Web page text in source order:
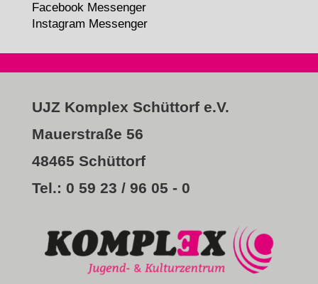
Facebook Messenger
Instagram Messenger
UJZ Komplex Schüttorf e.V.
Mauerstraße 56
48465 Schüttorf
Tel.: 0 59 23 / 96 05 - 0